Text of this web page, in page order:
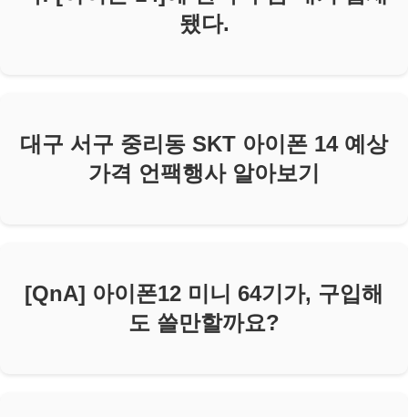
됐다.
대구 서구 중리동 SKT 아이폰 14 예상
가격 언팩행사 알아보기
[QnA] 아이폰12 미니 64기가, 구입해
도 쓸만할까요?